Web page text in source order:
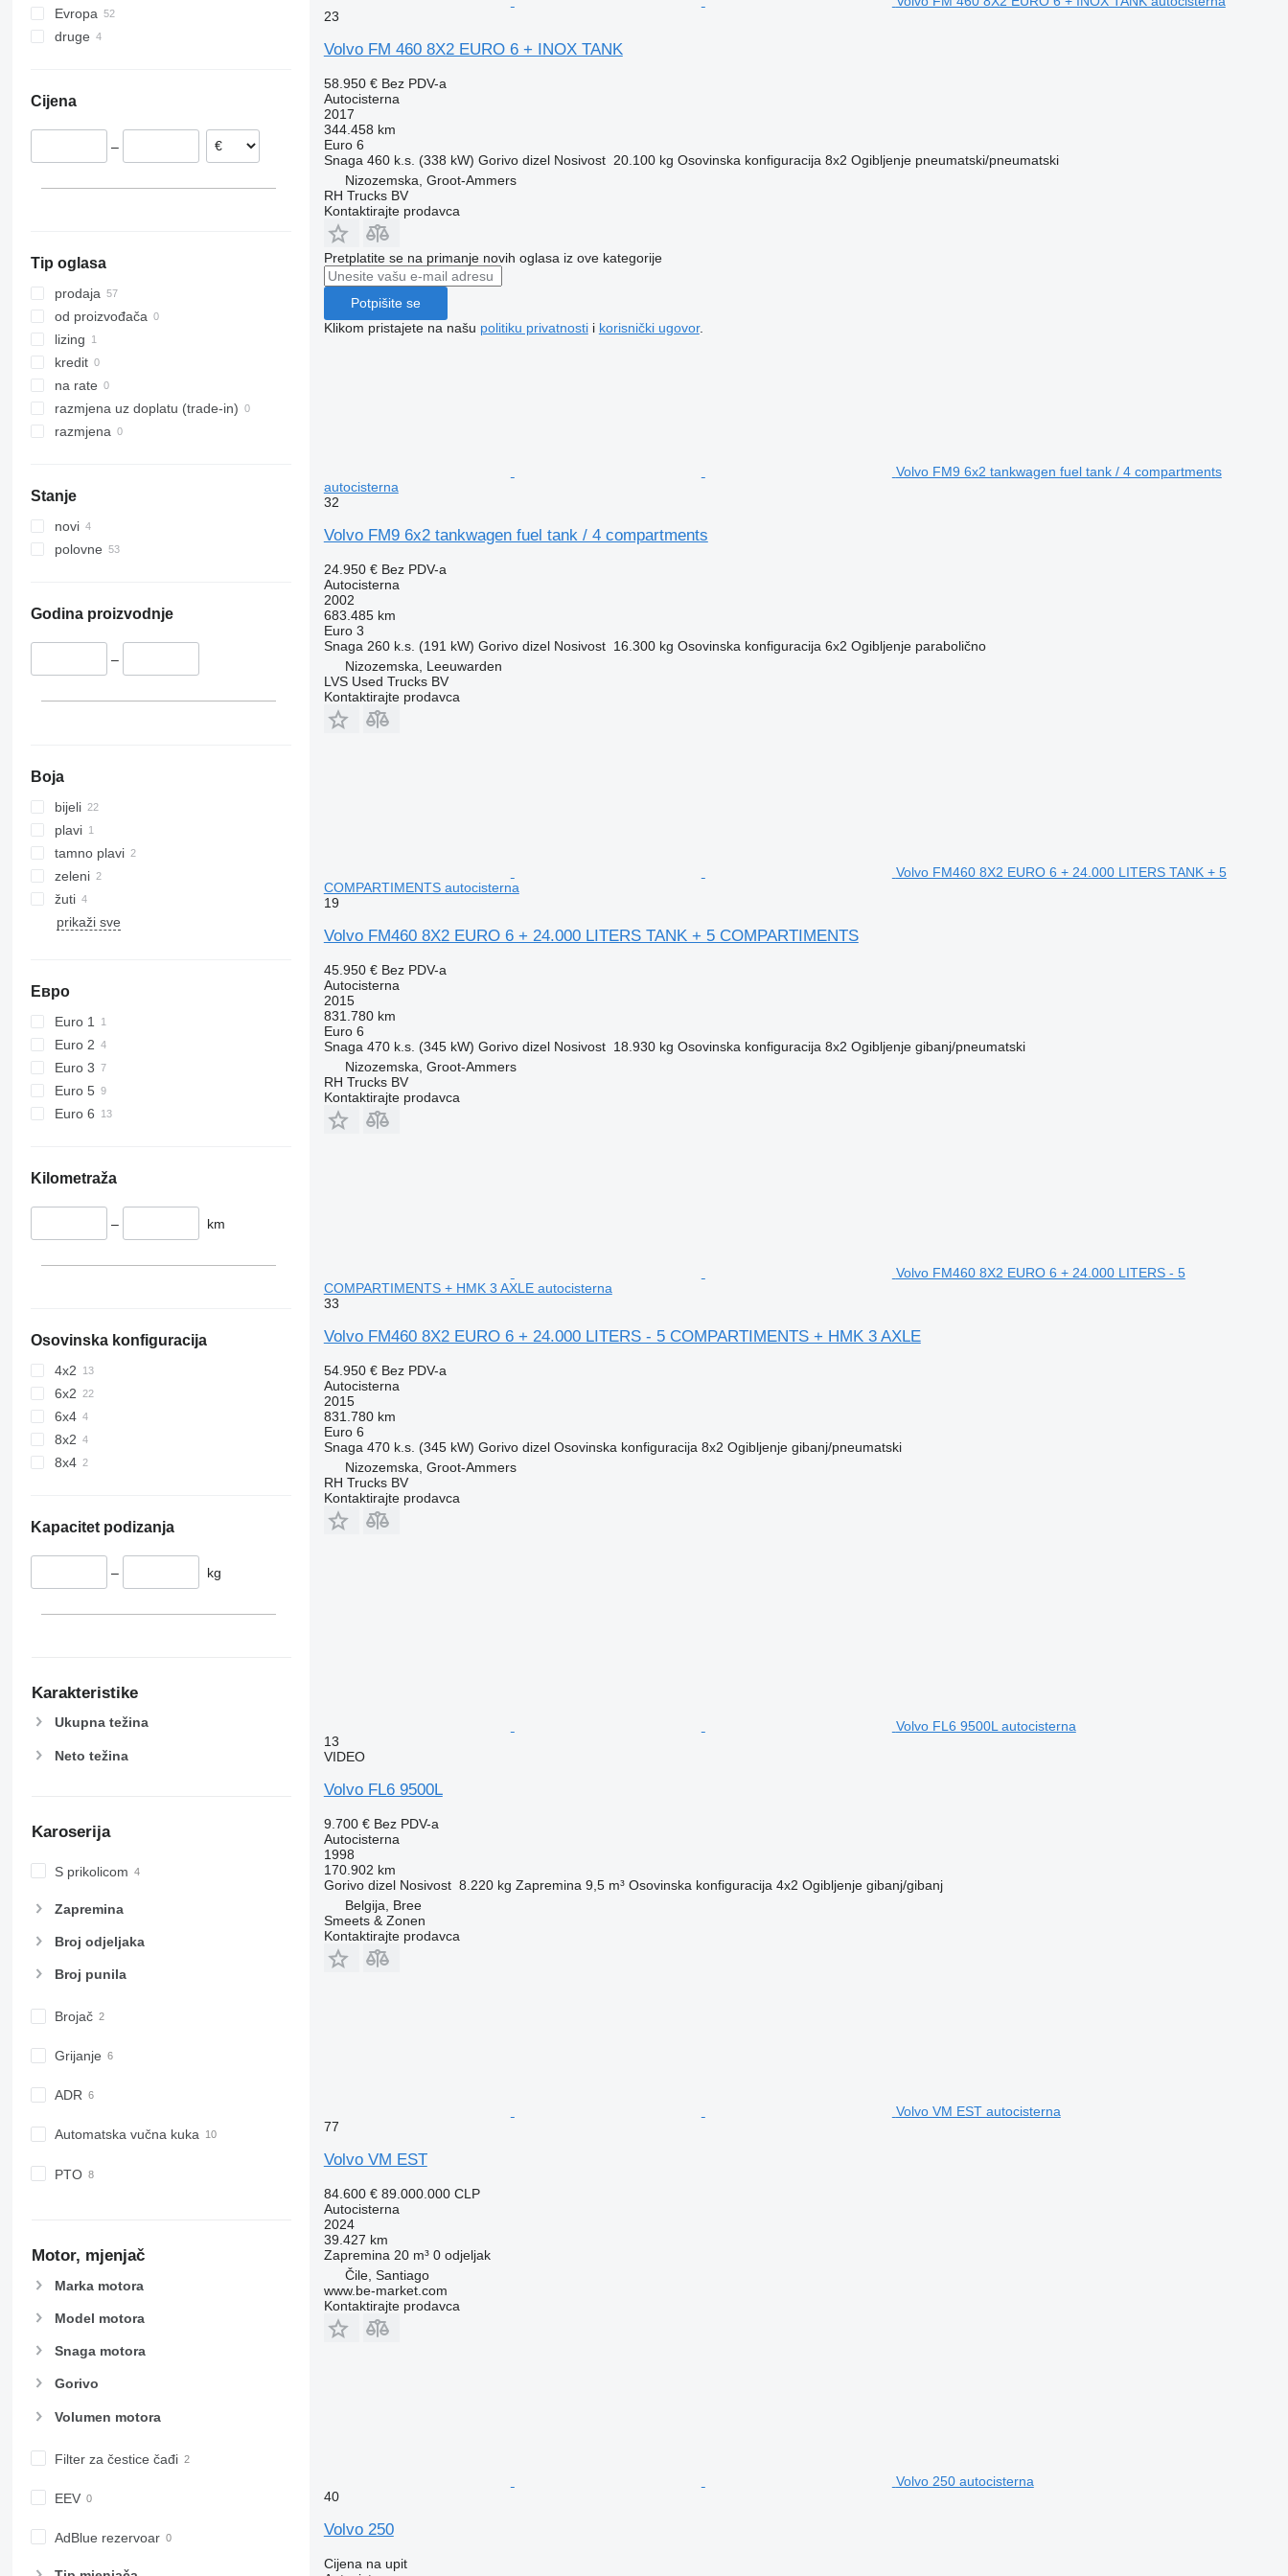
FM12 380
FM13
FM 260
FM 420
FM 430
Evropa
Nizozemska
Litvanija
Rumunija
druge
Cijena
–
Tip oglasa
prodaja
od proizvođača
lizing
kredit
na rate
razmjena uz doplatu (trade-in)
razmjena
Stanje
novi
polovne
Godina proizvodnje
–
Boja
bijeli
plavi
tamno plavi
zeleni
žuti
prikaži sve
Евро
Euro 1
Euro 2
Euro 3
Euro 5
Euro 6
Kilometraža
– km
Osovinska konfiguracija
4x2
6x2
6x4
8x2
8x4
Kapacitet podizanja
– kg
Karakteristike
Ukupna težina
Neto težina
Karoserija
S prikolicom
Zapremina
Broj odjeljaka
Broj punila
Brojač
Grijanje
ADR
Automatska vučna kuka
PTO
Motor, mjenjač
Marka motora
Model motora
Snaga motora
Gorivo
Volumen motora
Filter za čestice čađi
EEV
AdBlue rezervoar
23
Volvo FM 460 8X2 EURO 6 + INOX TANK
58.950 € Bez PDV-a
Autocisterna
2017
344.458 km
Euro 6
Snaga 460 k.s. (338 kW) Gorivo dizel Nosivost 20.100 kg Osovinska konfiguracija 8x2 Ogibljenje pneumatski/pneumatski
Nizozemska, Groot-Ammers
RH Trucks BV
Kontaktirajte prodavca
Pretplatite se na primanje novih oglasa iz ove kategorije
Potpišite se
Klikom pristajete na našu politiku privatnostii korisnički ugovor.
Volvo FM9 6x2 tankwagen fuel tank / 4 compartments
autocisterna
32
Volvo FM9 6x2 tankwagen fuel tank / 4 compartments
24.950 € Bez PDV-a
Autocisterna
2002
683.485 km
Euro 3
Snaga 260 k.s. (191 kW) Gorivo dizel Nosivost 16.300 kg Osovinska konfiguracija 6x2 Ogibljenje parabolično
Nizozemska, Leeuwarden
LVS Used Trucks BV
Kontaktirajte prodavca
Volvo FM460 8X2 EURO 6 + 24.000 LITERS TANK + 5
COMPARTIMENTS autocisterna
19
Volvo FM460 8X2 EURO 6 + 24.000 LITERS TANK + 5 COMPARTIMENTS
45.950 € Bez PDV-a
Autocisterna
2015
831.780 km
Euro 6
Snaga 470 k.s. (345 kW) Gorivo dizel Nosivost 18.930 kg Osovinska konfiguracija 8x2 Ogibljenje gibanj/pneumatski
Nizozemska, Groot-Ammers
RH Trucks BV
Kontaktirajte prodavca
Volvo FM460 8X2 EURO 6 + 24.000 LITERS - 5
COMPARTIMENTS + HMK 3 AXLE autocisterna
33
Volvo FM460 8X2 EURO 6 + 24.000 LITERS - 5 COMPARTIMENTS + HMK 3 AXLE
54.950 € Bez PDV-a
Autocisterna
2015
831.780 km
Euro 6
Snaga 470 k.s. (345 kW) Gorivo dizel Osovinska konfiguracija 8x2 Ogibljenje gibanj/pneumatski
Nizozemska, Groot-Ammers
RH Trucks BV
Kontaktirajte prodavca
Volvo FL6 9500L autocisterna
13
VIDEO
Volvo FL6 9500L
9.700 € Bez PDV-a
Autocisterna
1998
170.902 km
Gorivo dizel Nosivost 8.220 kg Zapremina 9,5 m³ Osovinska konfiguracija 4x2 Ogibljenje gibanj/gibanj
Belgija, Bree
Smeets & Zonen
Kontaktirajte prodavca
Volvo VM EST autocisterna
77
Volvo VM EST
84.600 € 89.000.000 CLP
Autocisterna
2024
39.427 km
Zapremina 20 m³ 0 odjeljak
Čile, Santiago
www.be-market.com
Kontaktirajte prodavca
Volvo 250 autocisterna
40
Volvo 250
Cijena na upit